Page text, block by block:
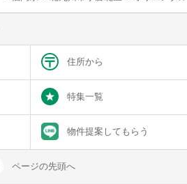
住所から
特集一覧
物件提案してもらう
ページの先頭へ